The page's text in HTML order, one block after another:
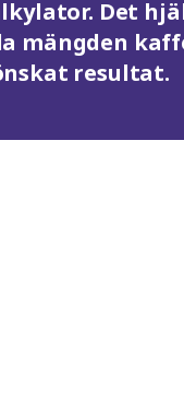
Det
mängden
resultat.